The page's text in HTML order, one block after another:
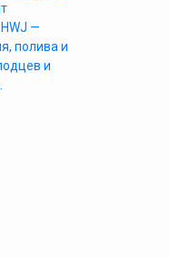
—
полива и
и